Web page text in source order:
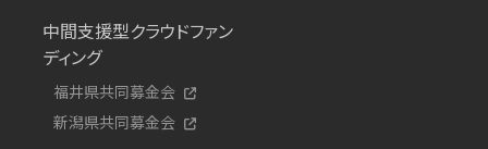
中間支援型クラウドファン
ディング
福井県共同募金会
新潟県共同募金会